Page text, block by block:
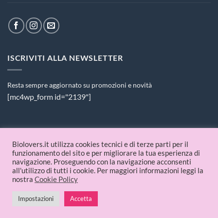
ISCRIVITI ALLA NEWSLETTER
Resta sempre aggiornato su promozioni e novità
[mc4wp_form id="2139"]
PAGAMENTI ACCETTATI
© 2026 Biolovers.it | P.IVA 09336481214
Biolovers.it utilizza cookies tecnici e di terze parti per il
funzionamento del sito e per migliorare la tua esperienza di
navigazione. Proseguendo con la navigazione acconsenti
all'utilizzo di tutti i cookie. Per maggiori informazioni leggi la
nostra Cookie Policy
Impostazioni Accetta